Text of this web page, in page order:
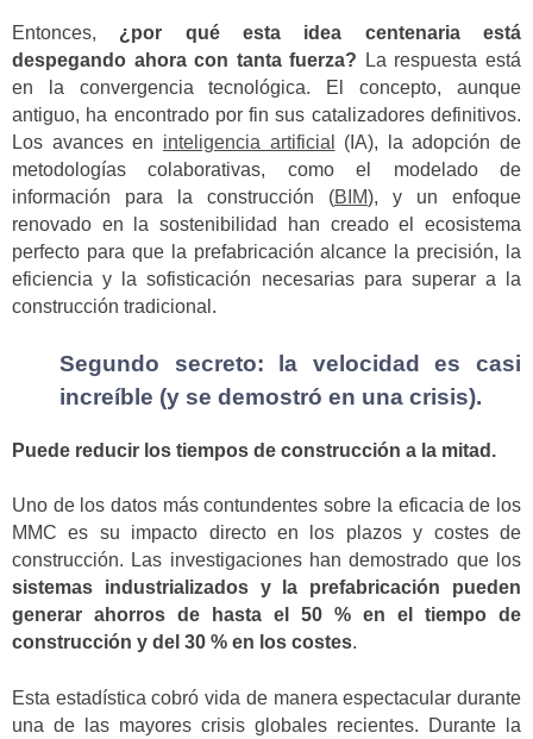
Entonces, ¿por qué esta idea centenaria está
despegando ahora con tanta fuerza? La respuesta está
en la convergencia tecnológica. El concepto, aunque
antiguo, ha encontrado por fin sus catalizadores definitivos.
Los avances en inteligencia artificial
(IA), la adopción de
metodologías colaborativas, como el modelado de
información para la construcción (BIM), y un enfoque
renovado en la sostenibilidad han creado el ecosistema
perfecto para que la prefabricación alcance la precisión, la
eficiencia y la sofisticación necesarias para superar a la
construcción tradicional.
Segundo secreto: la velocidad es casi
increíble (y se demostró en una crisis).
Puede reducir los tiempos de construcción a la mitad.
Uno de los datos más contundentes sobre la eficacia de los
MMC es su impacto directo en los plazos y costes de
construcción. Las investigaciones han demostrado que los
sistemas industrializados y la prefabricación pueden
generar ahorros de hasta el 50 % en el tiempo de
construcción y del 30 % en los costes.
Esta estadística cobró vida de manera espectacular durante
una de las mayores crisis globales recientes. Durante la